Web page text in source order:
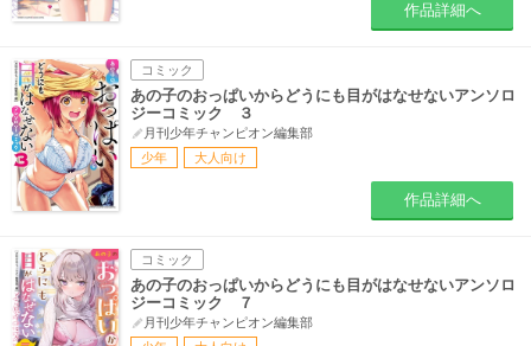
作品詳細へ
コミック
あの子のおっぱいからどうにも目がはなせないアンソロ
ジーコミック ３
月刊少年チャンピオン編集部
少年
大人向け
作品詳細へ
コミック
あの子のおっぱいからどうにも目がはなせないアンソロ
ジーコミック ７
月刊少年チャンピオン編集部